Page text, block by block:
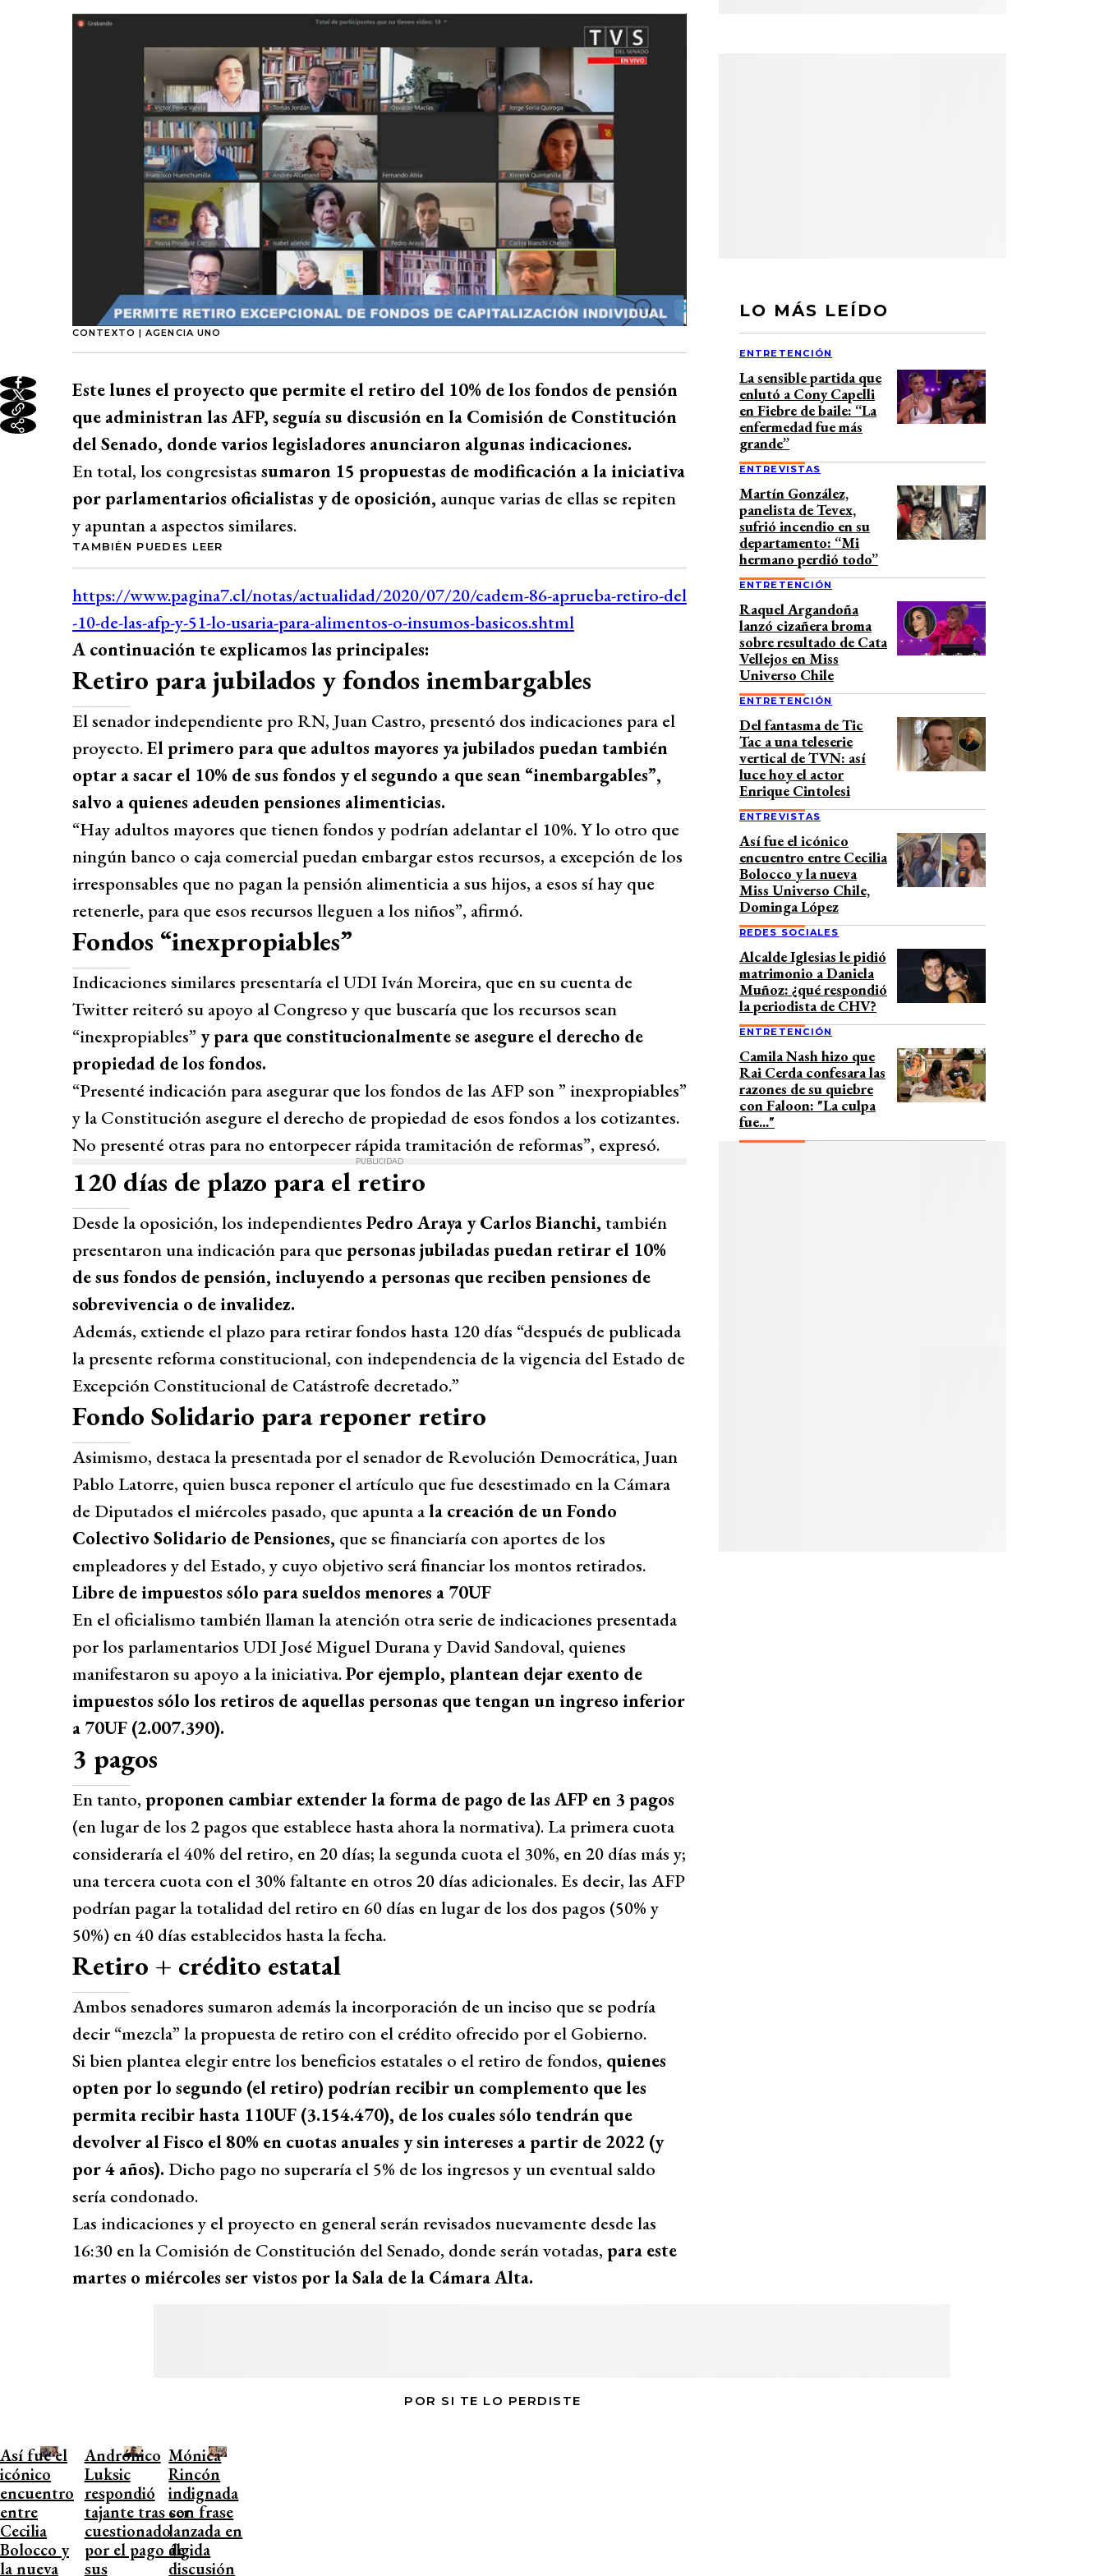
CONTEXTO | AGENCIA UNO
Este lunes el proyecto que permite el retiro del 10% de los fondos de pensión
que administran las AFP, seguía su discusión en la Comisión de Constitución
del Senado, donde varios legisladores anunciaron algunas indicaciones.
En total, los congresistas sumaron 15 propuestas de modificación a la iniciativa
por parlamentarios oficialistas y de oposición, aunque varias de ellas se repiten
y apuntan a aspectos similares.
TAMBIÉN PUEDES LEER
A continuación te explicamos las principales:
Retiro para jubilados y fondos inembargables
El senador independiente pro RN, Juan Castro, presentó dos indicaciones para el
proyecto.El primero para que adultos mayores ya jubilados puedan también
optar a sacar el 10% de sus fondos y el segundo a que sean “inembargables”,
salvo a quienes adeuden pensiones alimenticias.
“Hay adultos mayores que tienen fondos y podrían adelantar el 10%. Y lo otro que
ningún banco o caja comercial puedan embargar estos recursos, a excepción de los
irresponsables que no pagan la pensión alimenticia a sus hijos, a esos sí hay que
retenerle, para que esos recursos lleguen a los niños”, afirmó.
Fondos “inexpropiables”
Indicaciones similares presentaría el UDI Iván Moreira, que en su cuenta de
Twitter reiteró su apoyo al Congreso y que buscaría que los recursos sean
“inexpropiables” y para que constitucionalmente se asegure el derecho de
propiedad de los fondos.
“Presenté indicación para asegurar que los fondos de las AFP son ” inexpropiables”
y la Constitución asegure el derecho de propiedad de esos fondos a los cotizantes.
No presenté otras para no entorpecer rápida tramitación de reformas”, expresó.
PUBLICIDAD
120 días de plazo para el retiro
Desde la oposición, los independientes Pedro Araya y Carlos Bianchi, también
presentaron una indicación para que personas jubiladas puedan retirar el 10%
de sus fondos de pensión, incluyendo a personas que reciben pensiones de
sobrevivencia o de invalidez.
Además, extiende el plazo para retirar fondos hasta 120 días “después de publicada
la presente reforma constitucional, con independencia de la vigencia del Estado de
Excepción Constitucional de Catástrofe decretado.”
Fondo Solidario para reponer retiro
Asimismo, destaca la presentada por el senador de Revolución Democrática, Juan
Pablo Latorre, quien busca reponer el artículo que fue desestimado en la Cámara
de Diputados el miércoles pasado, que apunta ala creación de un Fondo
Colectivo Solidario de Pensiones, que se financiaría con aportes de los
empleadores y del Estado, y cuyo objetivo será financiar los montos retirados.
Libre de impuestos sólo para sueldos menores a 70UF
En el oficialismo también llaman la atención otra serie de indicaciones presentada
por los parlamentarios UDI José Miguel Durana y David Sandoval, quienes
manifestaron su apoyo a la iniciativa.Por ejemplo, plantean dejar exento de
impuestos sólo los retiros de aquellas personas que tengan un ingreso inferior
a 70UF (2.007.390).
3 pagos
En tanto, proponen cambiar extender la forma de pago de las AFP en 3 pagos
(en lugar de los 2 pagos que establece hasta ahora la normativa). La primera cuota
consideraría el 40% del retiro, en 20 días; la segunda cuota el 30%, en 20 días más y;
una tercera cuota con el 30% faltante en otros 20 días adicionales. Es decir, las AFP
podrían pagar la totalidad del retiro en 60 días en lugar de los dos pagos (50% y
50%) en 40 días establecidos hasta la fecha.
Retiro + crédito estatal
Ambos senadores sumaron además la incorporación de un inciso que se podría
decir “mezcla” la propuesta de retiro con el crédito ofrecido por el Gobierno.
Si bien plantea elegir entre los beneficios estatales o el retiro de fondos, quienes
opten por lo segundo (el retiro) podrían recibir un complemento que les
permita recibir hasta 110UF (3.154.470), de los cuales sólo tendrán que
devolver al Fisco el 80% en cuotas anuales y sin intereses a partir de 2022 (y
por 4 años). Dicho pago no superaría el 5% de los ingresos y un eventual saldo
sería condonado.
Las indicaciones y el proyecto en general serán revisados nuevamente desde las
16:30 en la Comisión de Constitución del Senado, donde serán votadas, para este
martes o miércoles ser vistos por la Sala de la Cámara Alta.
LO MÁS LEÍDO
ENTRETENCIÓN
La sensible partida que
enlutó a Cony Capelli
en Fiebre de baile: “La
enfermedad fue más
grande”
ENTREVISTAS
Martín González,
panelista de Tevex,
sufrió incendio en su
departamento: “Mi
hermano perdió todo”
ENTRETENCIÓN
Raquel Argandoña
lanzó cizañera broma
sobre resultado de Cata
Vellejos en Miss
Universo Chile
ENTRETENCIÓN
Del fantasma de Tic
Tac a una teleserie
vertical de TVN: así
luce hoy el actor
Enrique Cintolesi
ENTREVISTAS
Así fue el icónico
encuentro entre Cecilia
Bolocco y la nueva
Miss Universo Chile,
Dominga López
REDES SOCIALES
Alcalde Iglesias le pidió
matrimonio a Daniela
Muñoz: ¿qué respondió
la periodista de CHV?
ENTRETENCIÓN
Camila Nash hizo que
Rai Cerda confesara las
razones de su quiebre
con Faloon: "La culpa
fue..."
POR SI TE LO PERDISTE
Así fue el
icónico
encuentro
entre
Cecilia
Bolocco y
la nueva
Andrónico
Luksic
respondió
tajante tras ser
cuestionado
por el pago de
sus
Mónica
Rincón
indignada
con frase
lanzada en
álgida
discusión